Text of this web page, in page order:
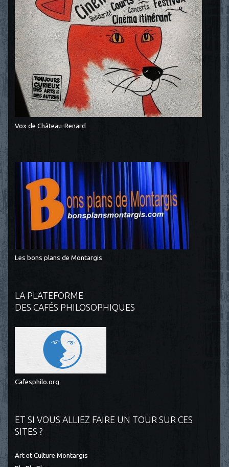
Vox de Château-Renard
Les bons plans de Montargis
LA PLATEFORME
DES CAFÉS PHILOSOPHIQUES
Cafesphilo.org
ET SI VOUS ALLIEZ FAIRE UN TOUR SUR CES
SITES ?
Art et Culture Montargis